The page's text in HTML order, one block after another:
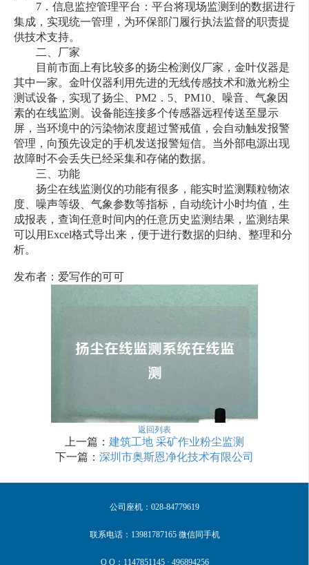
7．信息监控管理平台：平台将现场监测到的数据进行
集成，实现统一管理，为环保部门履行执法监督的职责提
供技术支持。
二、厂家
目前市面上有比较多的扬尘检测仪厂家，金叶仪器是
其中一家。金叶仪器利用先进的无线传感技术和激光粉尘
测试设备，实现了扬尘、PM2．5、PM10、噪音、气象因
素的在线监测。设备能连接多个传感器远程传送至显示
屏，当环境中的污染物浓度超过警戒值，会自动触发报警
管理，向预先设定的手机发送报警短信。当外部电源出现
故障时不会丢失已经采集和存储的数据。
三、功能
扬尘在线监测仪的功能有很多，能实时监测颗粒物浓
度、噪声等级、气象参数等指标，自动统计小时均值，生
成报表，查询任意时间内的任意历史监测结果，监测结果
可以用Excel格式导出来，便于进行数据的归纳、整理和分
析。
发布者：爱写作的可可
返回列表
上一篇：建筑工地 采矿作业粉尘监测
下一篇：深圳市奥斯恩净化技术有限公司
公司座机：028-84779619
联系电话：13981787165 微信同手机
Q Q：1147851145 · 496894256